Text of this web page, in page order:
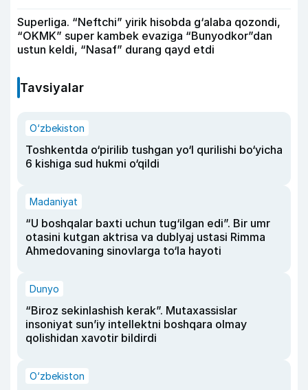
Superliga. “Neftchi” yirik hisobda g‘alaba qozondi,
“OKMK” super kambek evaziga “Bunyodkor”dan
ustun keldi, “Nasaf” durang qayd etdi
Tavsiyalar
O‘zbekiston
Toshkentda o‘pirilib tushgan yo‘l qurilishi bo‘yicha
6 kishiga sud hukmi o‘qildi
Madaniyat
“U boshqalar baxti uchun tug‘ilgan edi”. Bir umr
otasini kutgan aktrisa va dublyaj ustasi Rimma
Ahmedovaning sinovlarga to‘la hayoti
Dunyo
“Biroz sekinlashish kerak”. Mutaxassislar
insoniyat sun’iy intellektni boshqara olmay
qolishidan xavotir bildirdi
O‘zbekiston